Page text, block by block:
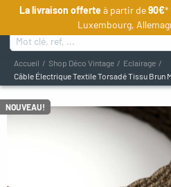
Rechercher :
Accueil Shop Déco Vintage
Eclairage
Câble Électrique Textile Torsadé Tissu Brun
NOUVEAU!menu
La livraison offerte à partir de90€*
Luxembourg,